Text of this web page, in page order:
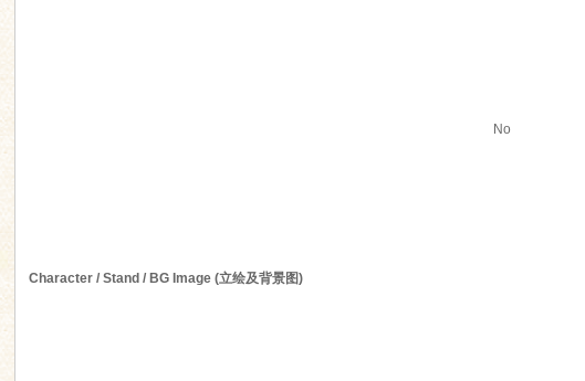
Character / Stand / BG Image (立绘及背景图)
No